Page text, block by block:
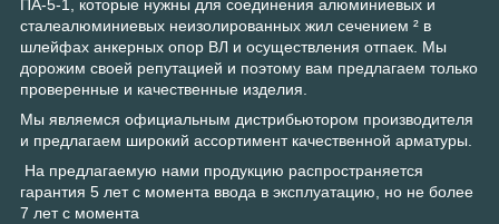
ПА-5-1, которые нужны для соединения алюминиевых и
сталеалюминиевых неизолированных жил сечением ² в
шлейфах анкерных опор ВЛ и осуществления отпаек. Мы
дорожим своей репутацией и поэтому вам предлагаем только
проверенные и качественные изделия.
Мы являемся официальным дистрибьютором производителя
и предлагаем широкий ассортимент качественной арматуры.
На предлагаемую нами продукцию распространяется
гарантия 5 лет с момента ввода в эксплуатацию, но не более
7 лет с момента